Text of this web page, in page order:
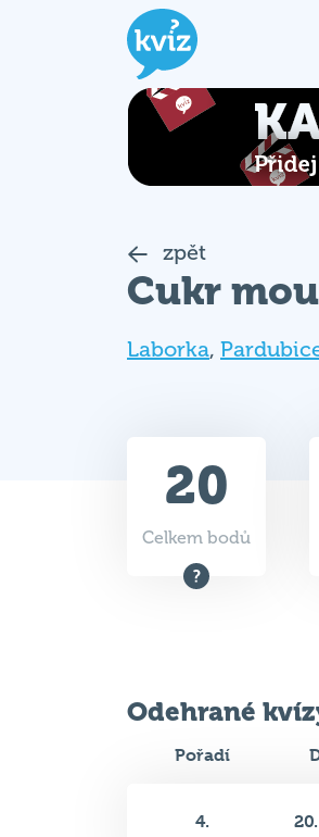
zpět
Cukr
Laborka,
20
Celkem bodů
Odehrané
Pořadí
4.